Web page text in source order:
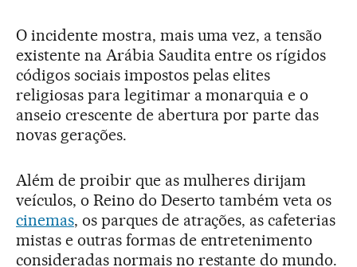
O incidente mostra, mais uma vez, a tensão
existente na Arábia Saudita entre os rígidos
códigos sociais impostos pelas elites
religiosas para legitimar a monarquia e o
anseio crescente de abertura por parte das
novas gerações.
Além de proibir que as mulheres dirijam
veículos, o Reino do Deserto também veta os
cinemas, os parques de atrações, as cafeterias
mistas e outras formas de entretenimento
consideradas normais no restante do mundo.